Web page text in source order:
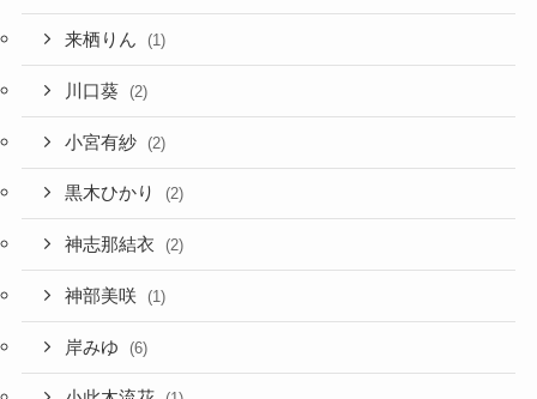
来栖りん (1)
川口葵 (2)
小宮有紗 (2)
黒木ひかり (2)
神志那結衣 (2)
神部美咲 (1)
岸みゆ (6)